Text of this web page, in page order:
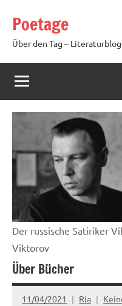
Inhalt
springen
Poetage
Über den Tag –
Der russische Satiriker
Viktorov
Über Bücher
11/04/2021 Ria